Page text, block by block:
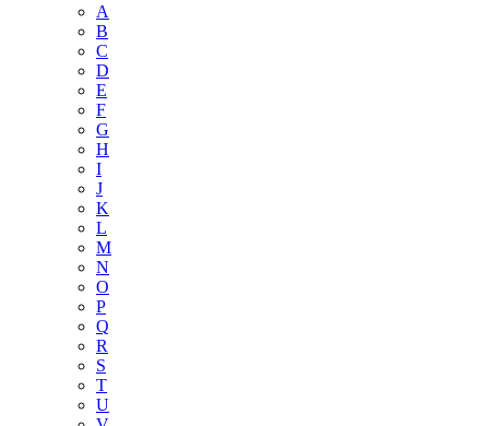
A
B
C
D
E
F
G
H
I
J
K
L
M
N
O
P
Q
R
S
T
U